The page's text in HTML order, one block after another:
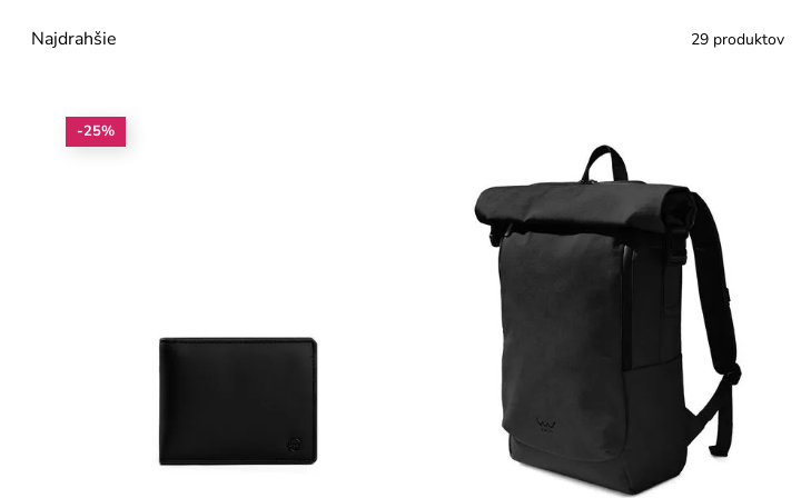
Najdrahšie 29 produktov
-25%